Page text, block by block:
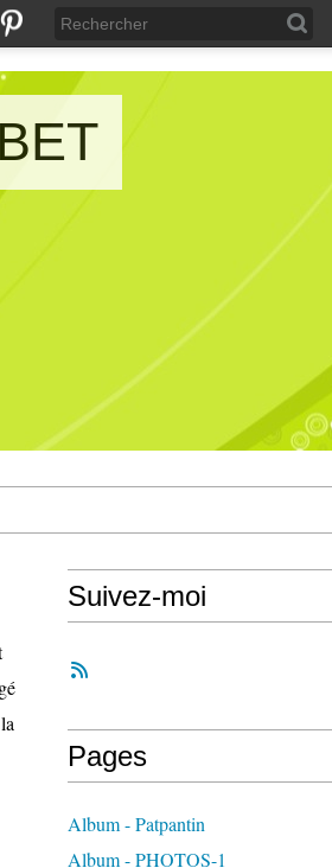
Suivez-moi
Pages
Album - Patpantin
Album - PHOTOS-1